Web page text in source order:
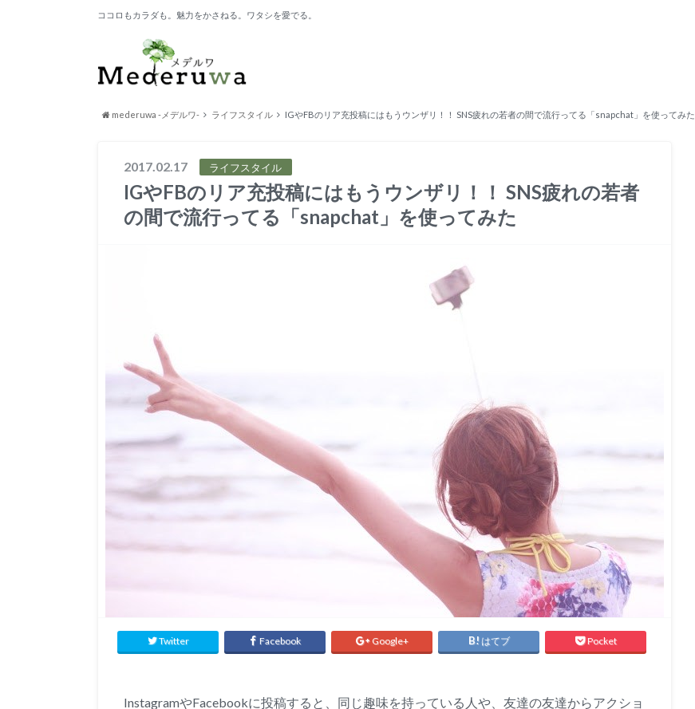
ココロもカラダも。魅力をかさねる。ワタシを愛でる。
mederuwa -メデルワ- ライフスタイル IGやFBのリア充投稿にはもうウンザリ！！ SNS疲れの若者の間で流行ってる「snapchat」を使ってみた
2017.02.17 ライフスタイル
IGやFBのリア充投稿にはもうウンザリ！！ SNS疲れの若者
の間で流行ってる「snapchat」を使ってみた
Twitter Facebook Google+ はてブ Pocket
InstagramやFacebookに投稿すると、同じ趣味を持っている人や、友達の友達からアクショ